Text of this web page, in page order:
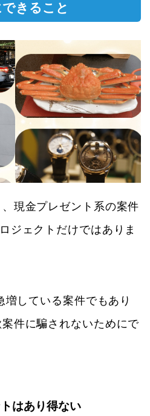
きること
現金プレゼント系の案件
ジェクトだけではありま
している案件でもあり
件に騙されないためにで
はあり得ない